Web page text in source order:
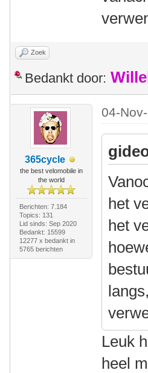
Zoek
Bedankt door:
365cycle
the best velomobile in
the world
Berichten: 7.184
Topics: 131
Lid sinds: Sep 2020
Bedankt: 15599
12277 x bedankt in
5765 berichten
04-
het
het
Leuk
heel